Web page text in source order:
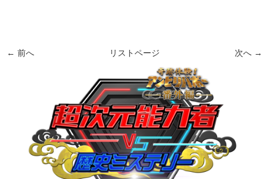
← 前へ リストページ 次へ →